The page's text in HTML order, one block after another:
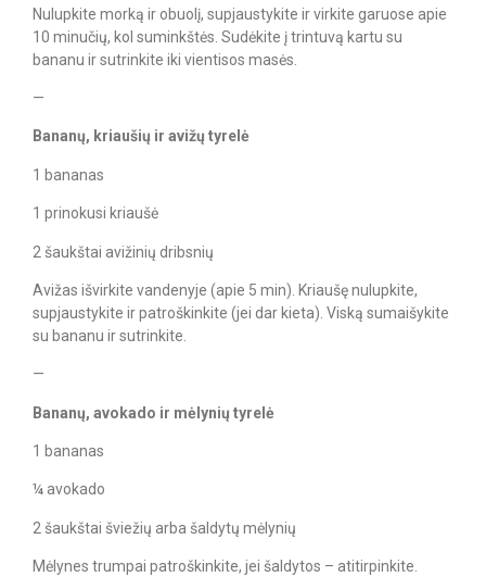
Nulupkite morką ir obuolį, supjaustykite ir virkite garuose apie
10 minučių, kol suminkštės. Sudėkite į trintuvą kartu su
bananu ir sutrinkite iki vientisos masės.
—
Bananų, kriaušių ir avižų tyrelė
1 bananas
1 prinokusi kriaušė
2 šaukštai avižinių dribsnių
Avižas išvirkite vandenyje (apie 5 min). Kriaušę nulupkite,
supjaustykite ir patroškinkite (jei dar kieta). Viską sumaišykite
su bananu ir sutrinkite.
—
Bananų, avokado ir mėlynių tyrelė
1 bananas
¼ avokado
2 šaukštai šviežių arba šaldytų mėlynių
Mėlynes trumpai patroškinkite, jei šaldytos – atitirpinkite.